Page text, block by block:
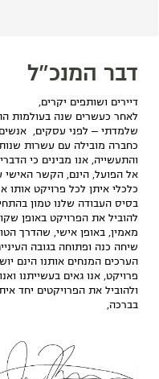
דבר המנכ"ל
דיירים ושותפים יקרים,
לאחר כעשרים שנה בעולמות
שלמדתי – לפני עסקים,
כחברה מובילה עם עשרות שנות
והתעשייה, אנו מבינים כי
אל הפועל, הינם, הקשר האישי
כלכלי איתן לכל פרויקט אותו
בסיס העבודה שלנו טמון
להוביל את הפרויקט באופן
מאמין, באופן אישי, שהדרך
שיחה כנה ופתוחה בגובה
הערכים המנחים אותנו הינם
פרויקט, אנו גאים בעשייתנו
ולהוביל את הפרויקטים יחד
בברכה,